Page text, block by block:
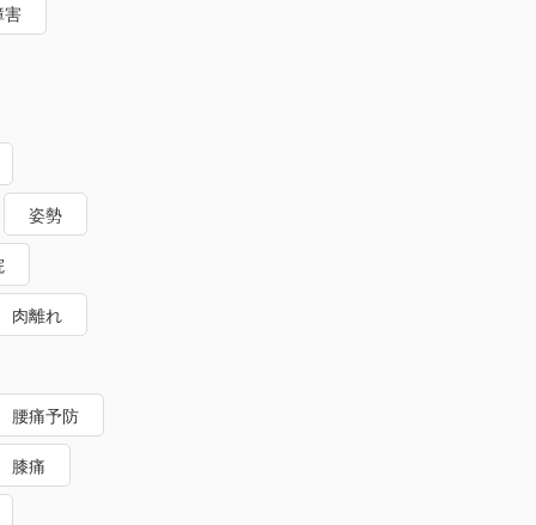
害
姿勢
肉離れ
腰痛予防
膝痛